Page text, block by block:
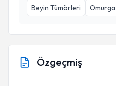
Beyin Tümörleri
Özgeçmiş